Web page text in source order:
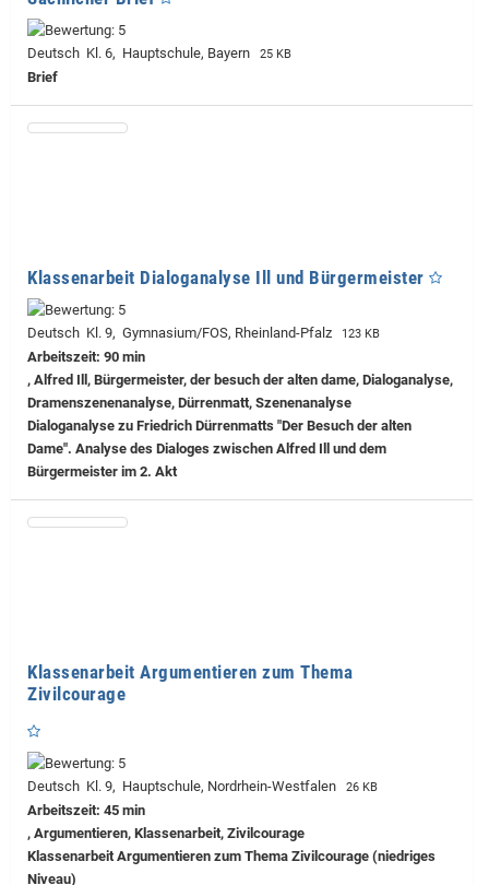
Deutsch Kl. 6, Hauptschule, Bayern 25 KB
Brief
Klassenarbeit Dialoganalyse Ill und Bürgermeister
Deutsch Kl. 9, Gymnasium/FOS, Rheinland-Pfalz 123 KB
Arbeitszeit: 90 min
, Alfred Ill, Bürgermeister, der besuch der alten dame, Dialoganalyse,
Dramenszenenanalyse, Dürrenmatt, Szenenanalyse
Dialoganalyse zu Friedrich Dürrenmatts "Der Besuch der alten
Dame". Analyse des Dialoges zwischen Alfred Ill und dem
Bürgermeister im 2. Akt
Klassenarbeit Argumentieren zum Thema
Zivilcourage
Deutsch Kl. 9, Hauptschule, Nordrhein-Westfalen 26 KB
Arbeitszeit: 45 min
, Argumentieren, Klassenarbeit, Zivilcourage
Klassenarbeit Argumentieren zum Thema Zivilcourage (niedriges
Niveau)